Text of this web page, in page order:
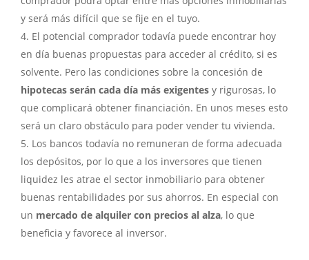
y será más difícil que se fije en el tuyo.
El potencial comprador todavía puede encontrar hoy
en día buenas propuestas para acceder al crédito, si es
solvente. Pero las condiciones sobre la concesión de
hipotecas serán cada día más exigentes y rigurosas, lo
que complicará obtener financiación. En unos meses esto
será un claro obstáculo para poder vender tu vivienda.
Los bancos todavía no remuneran de forma adecuada
los depósitos, por lo que a los inversores que tienen
liquidez les atrae el sector inmobiliario para obtener
buenas rentabilidades por sus ahorros. En especial con
un mercado de alquiler con precios al alza, lo que
beneficia y favorece al inversor.